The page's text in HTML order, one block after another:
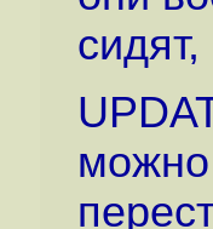
можно